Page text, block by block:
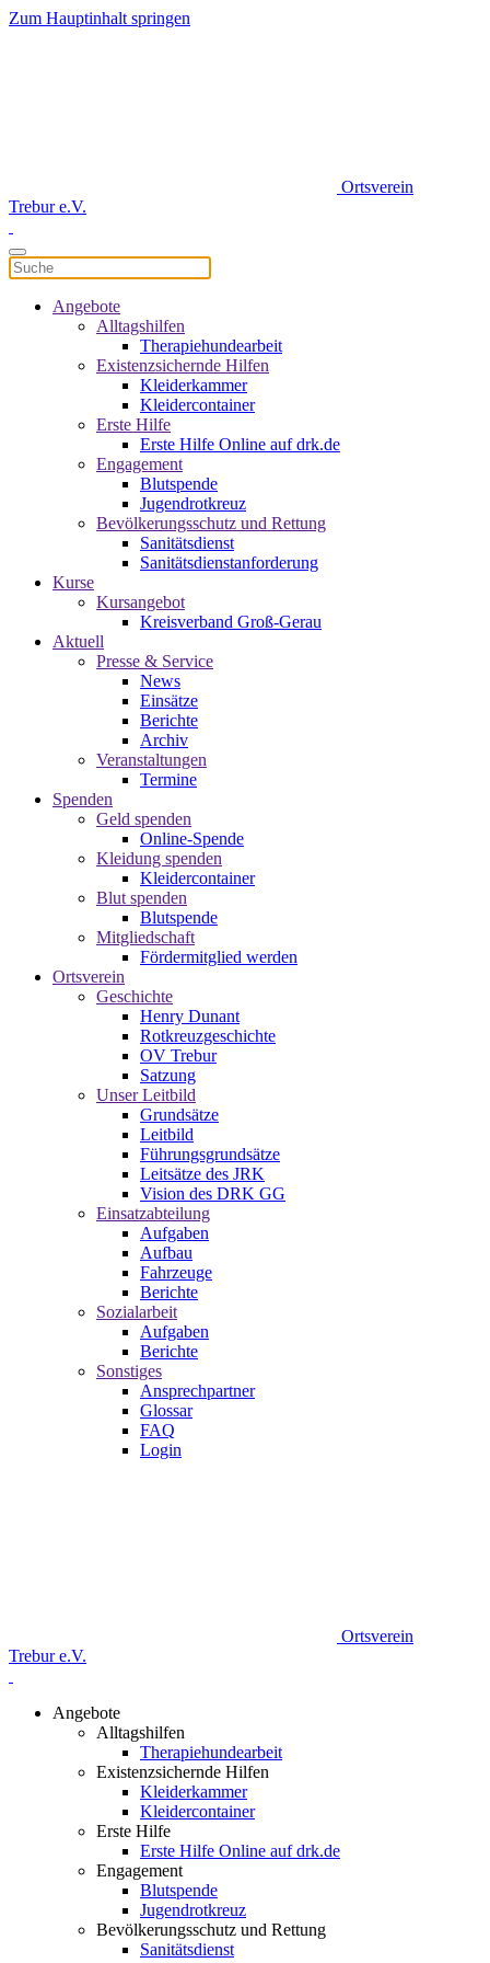
Zum Hauptinhalt springen
Ortsverein
Trebur e.V.
Angebote
Alltagshilfen
Therapiehundearbeit
Existenzsichernde Hilfen
Kleiderkammer
Kleidercontainer
Erste Hilfe
Erste Hilfe Online auf drk.de
Engagement
Blutspende
Jugendrotkreuz
Bevölkerungsschutz und Rettung
Sanitätsdienst
Sanitätsdienstanforderung
Kurse
Kursangebot
Kreisverband Groß-Gerau
Aktuell
Presse & Service
News
Einsätze
Berichte
Archiv
Veranstaltungen
Termine
Spenden
Geld spenden
Online-Spende
Kleidung spenden
Kleidercontainer
Blut spenden
Blutspende
Mitgliedschaft
Fördermitglied werden
Ortsverein
Geschichte
Henry Dunant
Rotkreuzgeschichte
OV Trebur
Satzung
Unser Leitbild
Grundsätze
Leitbild
Führungsgrundsätze
Leitsätze des JRK
Vision des DRK GG
Einsatzabteilung
Aufgaben
Aufbau
Fahrzeuge
Berichte
Sozialarbeit
Aufgaben
Berichte
Sonstiges
Ansprechpartner
Glossar
FAQ
Login
Ortsverein
Trebur e.V.
Angebote
Alltagshilfen
Therapiehundearbeit
Existenzsichernde Hilfen
Kleiderkammer
Kleidercontainer
Erste Hilfe
Erste Hilfe Online auf drk.de
Engagement
Blutspende
Jugendrotkreuz
Bevölkerungsschutz und Rettung
Sanitätsdienst